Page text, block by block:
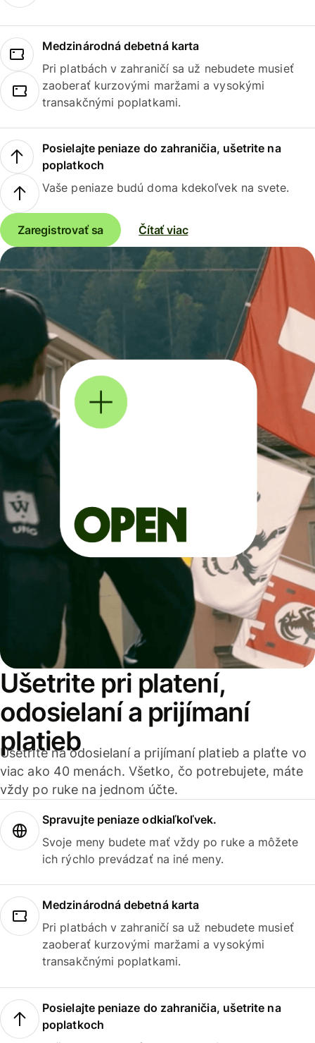
Medzinárodná debetná karta
Pri platbách v zahraničí sa už nebudete musieť
zaoberať kurzovými maržami a vysokými
transakčnými poplatkami.
Posielajte peniaze do zahraničia, ušetrite na
poplatkoch
Vaše peniaze budú doma kdekoľvek na svete.
Zaregistrovať sa Čítať viac
Ušetrite pri platení,
odosielaní a prijímaní
platieb
Ušetrite na odosielaní a prijímaní platieb a plaťte vo
viac ako 40 menách. Všetko, čo potrebujete, máte
vždy po ruke na jednom účte.
Spravujte peniaze odkiaľkoľvek.
Svoje meny budete mať vždy po ruke a môžete
ich rýchlo prevádzať na iné meny.
Medzinárodná debetná karta
Pri platbách v zahraničí sa už nebudete musieť
zaoberať kurzovými maržami a vysokými
transakčnými poplatkami.
Posielajte peniaze do zahraničia, ušetrite na
poplatkoch